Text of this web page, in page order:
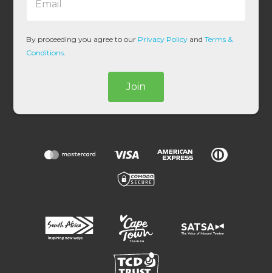
l
*
By proceeding you agree to our Privacy Policy andTerms &
Conditions.
Join